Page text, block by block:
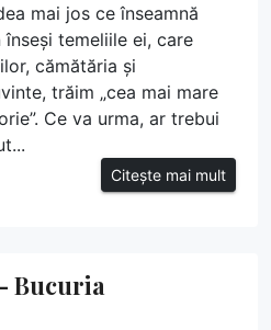
mai jos ce înseamnă
temeliile ei, care
cămătăria și
trăim „cea mai mare
Ce va urma, ar trebui
Citește mai mult
Bucuria